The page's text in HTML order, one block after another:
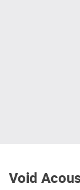
Void